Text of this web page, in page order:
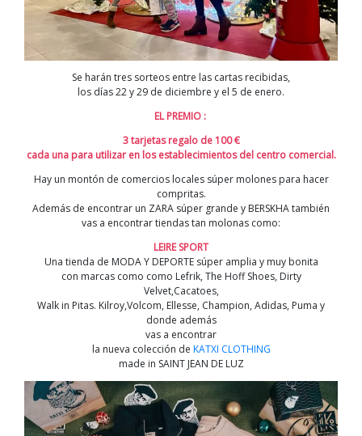
Se harán tres sorteos entre las cartas recibidas,
los días 22 y 29 de diciembre y el 5 de enero.
EL PREMIO :
3 tarjetas regalo de 100 €
cada una para utilizar en los establecimientos del centro comercial.
Hay un montón de comercios locales súper molones para hacer
compritas.
Además de encontrar un ZARA súper grande y BERSKHA también
vas a encontrar tiendas tan molonas como:
LEIRE SPORT
Una tienda de MODA Y DEPORTE súper amplia y muy bonita
con marcas como como Lefrik, The Hoff Shoes, Dirty
Velvet,Cacatoes,
Walk in Pitas. Kilroy,Volcom, Ellesse, Champion, Adidas, Puma y
donde además
vas a encontrar
la nueva colección de KATXI CLOTHING
made in SAINT JEAN DE LUZ